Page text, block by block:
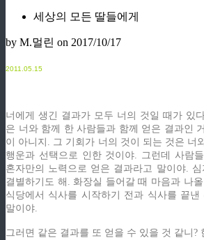
세상의 모든 딸들에게
by M.멀린 on 2017/10/17
2011.05.15
너에게 생긴 결과가 모두 너의 것일 때가 있
은 너와 함께 한 사람들과 함께 얻은 결과인
이 아니지. 그 기회가 너의 것이 되는 것은 너
행운과 선택으로 인한 것이야. 그런데 사람
혼자만의 노력으로 얻은 결과라고 말이야.
결별하기도 해. 화장실 들어갈 때 마음과 나
식당에서 식사를 시작하기 전과 식사를 끝
말이야.
그러면 같은 결과를 또 얻을 수 있을 것 같니?